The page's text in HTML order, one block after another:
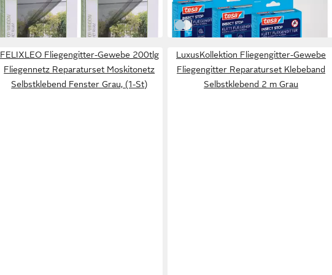
-39%
in 1-2 Werktagen bei dir
schwarz | Gewebe: Schwarz
weiß | Gewebe: Weiß
FELIXLEO Fliegengitter-Gewebe 200tlg
Fliegennetz Reparaturset Moskitonetz
Selbstklebend Fenster Grau, (1-St)
LuxusKollektion Fliegengitter-Gewebe
Fliegengitter Reparaturset Klebeband
Selbstklebend 2 m Grau